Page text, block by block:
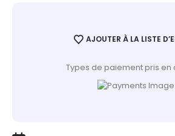
AJOUTER À LA LISTE
Types de paiement pris en